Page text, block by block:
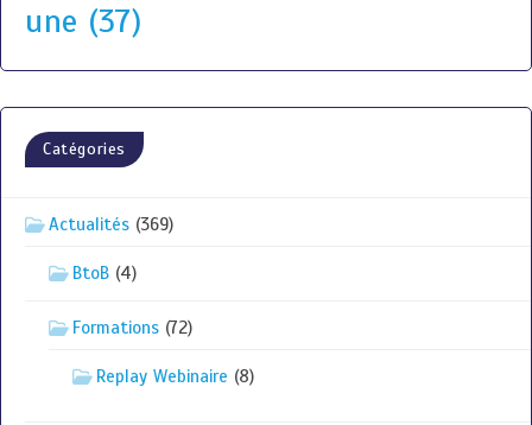
une (37)
Catégories
Actualités (369)
BtoB (4)
Formations (72)
Replay Webinaire (8)